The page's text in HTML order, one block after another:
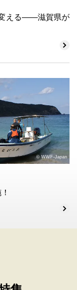
える――滋賀県が
© WWF-Japan